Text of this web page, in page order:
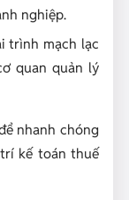
nghiệp.
trình mạch lạc
quan quản lý
nhanh chóng
kế toán thuế